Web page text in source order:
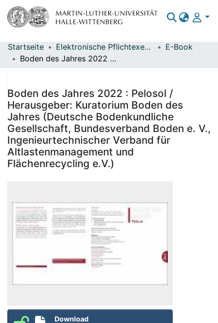
Bereiche & Sammlungen
Statistiken
Startseite Elektronische Pflichtexemplare
E-Book
Boden des Jahres 2022 : Pelosol / Herausgeber: Kuratorium Boden des Jahres (Deutsche Bodenkundliche Gesellschaft, Bundesverband Boden e. V., Ingenieurtechnischer Verband für Altlastenmanagement und Flächenrecycling e.V.)
Boden des Jahres 2022 : Pelosol /
Herausgeber: Kuratorium Boden des
Jahres (Deutsche Bodenkundliche
Gesellschaft, Bundesverband Boden e. V.,
Ingenieurtechnischer Verband für
Altlastenmanagement und
Flächenrecycling e.V.)
Download